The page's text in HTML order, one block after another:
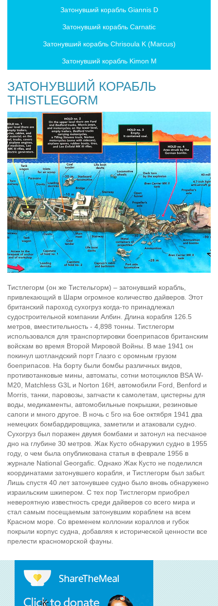
Затонувший корабль Giannis D
Затонувший корабль Carnatic
Затонувший корабль Chrisoula K (Marcus)
Затонувший корабль Kimon M
ЗАТОНУВШИЙ КОРАБЛЬ
THISTLEGORM
Тистлегорм (он же Тистельгорм) – затонувший корабль,
привлекающий в Шарм огромное количество дайверов. Этот
британский пароход сухогруз когда-то принадлежал
судостроительной компании Албин. Длина корабля 126.5
метров, вместительность - 4,898 тонны. Тистлегорм
использовался для транспортировки боеприпасов британским
войскам во время Второй Мировой Войны. В мае 1941 он
покинул шотландский порт Глазго с оромным грузом
боеприпасов. На борту были бомбы различных видов,
противотанковые мины, автоматы, сотни мотоциклов BSA W-
M20, Matchless G3L и Norton 16H, автомобили Ford, Benford и
Morris, танки, паровозы, запчасти к самолетам, цистерны для
воды, медикаменты, автомобильные покрышки, резиновые
сапоги и много другое. В ночь с 5го на 6ое октября 1941 два
немецких бомбардировщика, заметили и атаковали судно.
Сухогруз был поражен двумя бомбами и затонул на песчаное
дно на глубине 30 метров. Жак Кусто обнаружил судно в 1955
году, о чем была опубликована статья в феврале 1956 в
журнале National Georgafic. Однако Жак Кусто не поделился
координатами затонувшего корабля, и Тистлегорм был забыт.
Лишь спустя 40 лет затонувшее судно было вновь обнаружено
израильским шкипером. С тех пор Тистлегорм приобрел
невероятную известность среди дайверов со всего мира и
стал самым посещаемым затонувшим кораблем на всем
Красном море. Со временем коллонии кораллов и губок
покрыли корпус судна, добавляя к исторической ценности все
прелести красноморской фауны.